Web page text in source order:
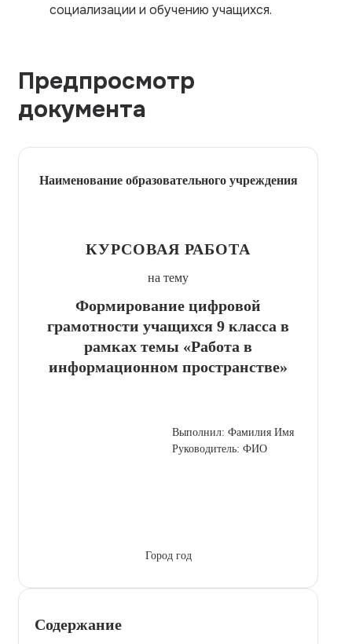
социализации и обучению учащихся.
Предпросмотр
документа
Наименование образовательного учреждения
КУРСОВАЯ РАБОТА
на тему
Формирование цифровой
грамотности учащихся 9 класса в
рамках темы «Работа в
информационном пространстве»
Выполнил: Фамилия Имя
Руководитель: ФИО
Город год
Содержание